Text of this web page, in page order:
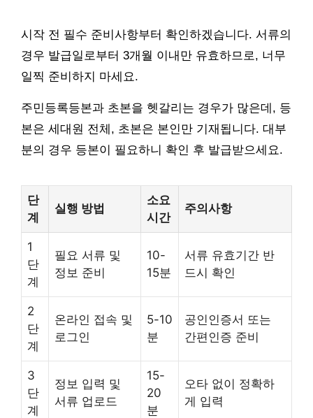
시작 전 필수 준비사항부터 확인하겠습니다. 서류의
경우 발급일로부터 3개월 이내만 유효하므로, 너무
일찍 준비하지 마세요.
주민등록등본과 초본을 헷갈리는 경우가 많은데, 등
본은 세대원 전체, 초본은 본인만 기재됩니다. 대부
분의 경우 등본이 필요하니 확인 후 발급받으세요.
단
계
실행 방법
소요
시간
주의사항
1
단
계
필요 서류 및
정보 준비
10-
15분
서류 유효기간 반
드시 확인
2
단
계
온라인 접속 및
로그인
5-10
분
공인인증서 또는
간편인증 준비
3
단
계
정보 입력 및
서류 업로드
15-
20
분
오타 없이 정확하
게 입력